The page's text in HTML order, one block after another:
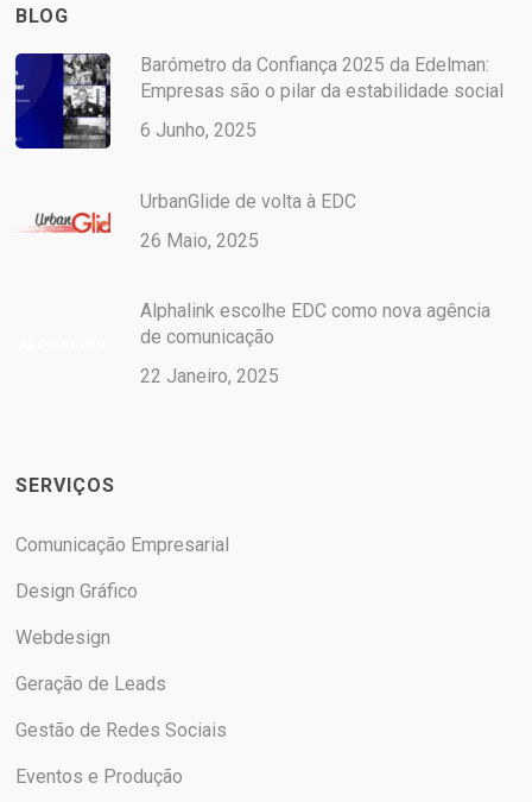
BLOG
Barómetro da Confiança 2025 da Edelman:
Empresas são o pilar da estabilidade social
6 Junho, 2025
UrbanGlide de volta à EDC
26 Maio, 2025
Alphalink escolhe EDC como nova agência
de comunicação
22 Janeiro, 2025
SERVIÇOS
Comunicação Empresarial
Design Gráfico
Webdesign
Geração de Leads
Gestão de Redes Sociais
Eventos e Produção